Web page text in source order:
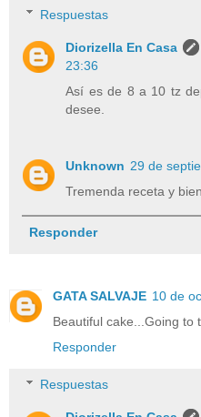
Respuestas
Diorizella En Casa
23:36
Así es de 8 a 10 tz
desee.
Unknown 29 de
Tremenda receta y
Responder
GATA SALVAJE 10 de
Beautiful cake...Going to
Responder
Respuestas